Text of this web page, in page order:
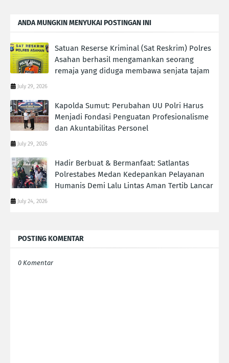
ANDA MUNGKIN MENYUKAI POSTINGAN INI
Satuan Reserse Kriminal (Sat Reskrim) Polres
Asahan berhasil mengamankan seorang
remaja yang diduga membawa senjata tajam
July 29, 2026
Kapolda Sumut: Perubahan UU Polri Harus
Menjadi Fondasi Penguatan Profesionalisme
dan Akuntabilitas Personel
July 29, 2026
Hadir Berbuat & Bermanfaat: Satlantas
Polrestabes Medan Kedepankan Pelayanan
Humanis Demi Lalu Lintas Aman Tertib Lancar
July 24, 2026
POSTING KOMENTAR
0 Komentar